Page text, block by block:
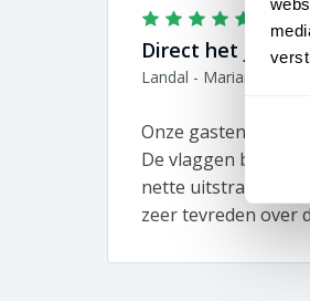
Direct het juiste
Landal - Marianne
Onze gasten
De vlaggen bij
nette uitstraling
zeer tevreden over